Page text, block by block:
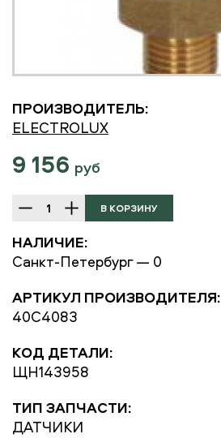
ПРОИЗВОДИТЕЛЬ:
ELECTROLUX
9 156 руб
НАЛИЧИЕ:
Санкт-Петербург — 0
АРТИКУЛ ПРОИЗВОДИТЕЛЯ:
40C4083
КОД ДЕТАЛИ:
ЩН143958
ТИП ЗАПЧАСТИ:
ДАТЧИКИ